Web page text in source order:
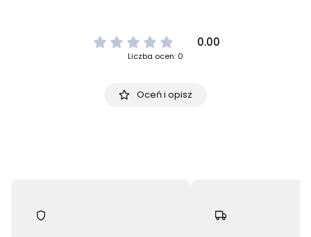
0.00
Liczba ocen: 0
Oceń i opisz